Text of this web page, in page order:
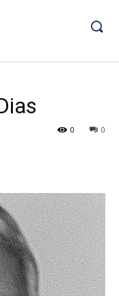
0
0